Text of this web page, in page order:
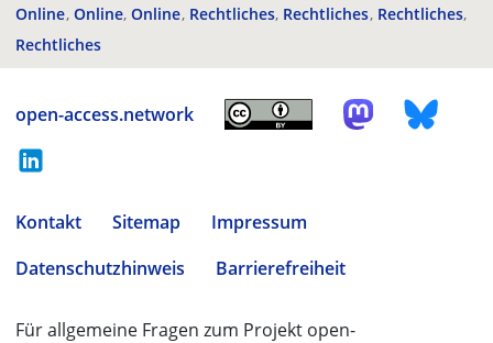
Online Online Online Rechtliches Rechtliches Rechtliches
Rechtliches
open-access.network
Kontakt Sitemap
Impressum
Datenschutzhinweis
Barrierefreiheit
Für allgemeine Fragen zum Projekt open-